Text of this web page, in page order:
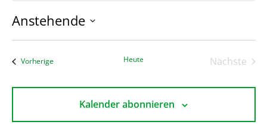
w
e
i
Anstehende
D
t
ä
VorherigeVeranstaltungen Heute
Nächste
Kalender abonnieren